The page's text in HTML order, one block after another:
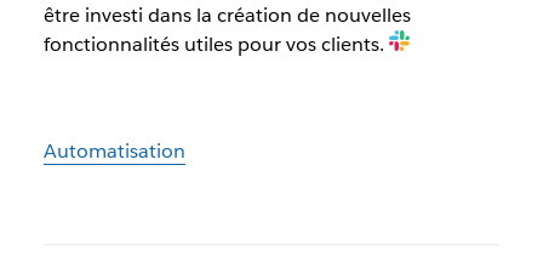
être investi dans la création de nouvelles
fonctionnalités utiles pour vos clients.
Automatisation